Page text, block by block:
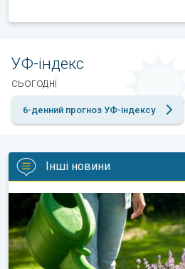
УФ-індекс
сьогодні
6-денний прогноз УФ-індексу
Інші новини
Як доглядати за садом у спеку?.